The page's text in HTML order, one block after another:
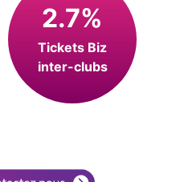
2.7%
Tickets Biz
inter-clubs